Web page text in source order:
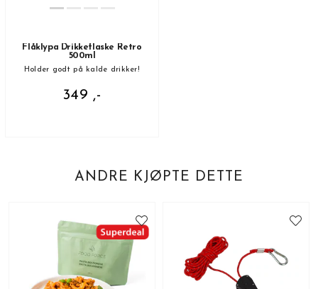
Flåklypa Drikkeflaske Retro
500ml
Holder godt på kalde drikker!
349 ,-
ANDRE KJØPTE DETTE